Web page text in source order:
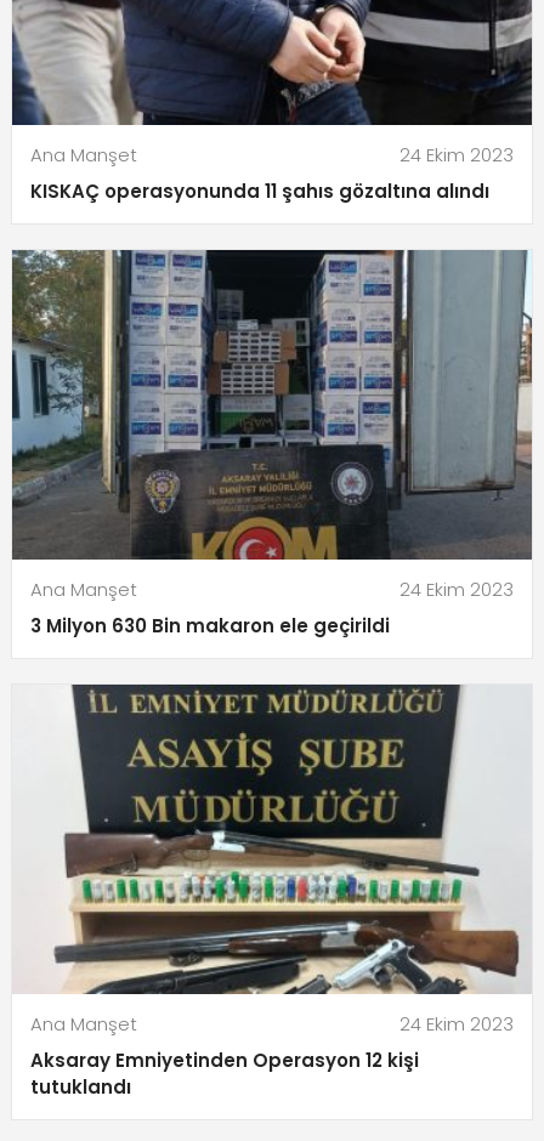
Ana Manşet
24 Ekim 2023
KISKAÇ operasyonunda 11 şahıs gözaltına alındı
Ana Manşet
24 Ekim 2023
3 Milyon 630 Bin makaron ele geçirildi
Ana Manşet
24 Ekim 2023
Aksaray Emniyetinden Operasyon 12 kişi
tutuklandı